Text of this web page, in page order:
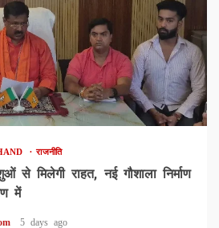
राजनीति
मिलेगी राहत, नई गौशाला निर्माण
में
5 days ago